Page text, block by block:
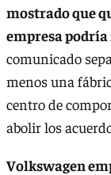
mostrado que
empresa
comunicado
menos una
centro de
abolir los
Volkswagen